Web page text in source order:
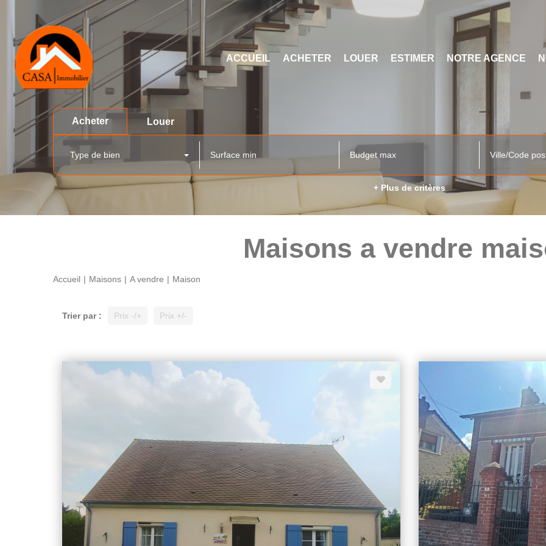
ACCUEIL ACHETER LOUER ESTIMER NOTRE AGENCE
Acheter Louer
Type de bien Ville/Code
+ Plus de critères
Maisons a vendre
Accueil Maisons A vendre Maison
Trier par : Prix -/+ Prix +/-